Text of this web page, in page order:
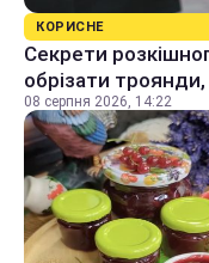
КОРИСНЕ
Секрети
обрізати
08 серпня 2026, 14:22